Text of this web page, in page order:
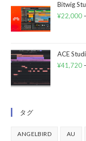
Bitwig
¥22,000
ACE
¥41,720
タグ
ANGELBIRD AU